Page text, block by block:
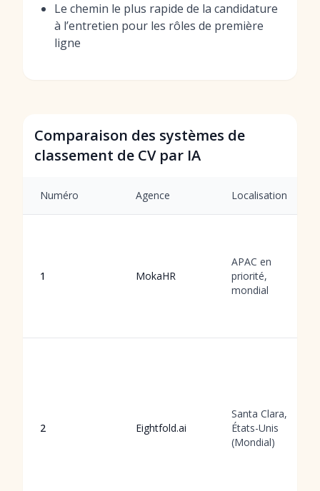
Le chemin le plus rapide de la candidature
à l’entretien pour les rôles de première
ligne
Comparaison des systèmes de
classement de CV par IA
Numéro Agence Localisation
1 MokaHR
APAC en
priorité,
mondial
2 Eightfold.ai
Santa Clara,
États-Unis
(Mondial)